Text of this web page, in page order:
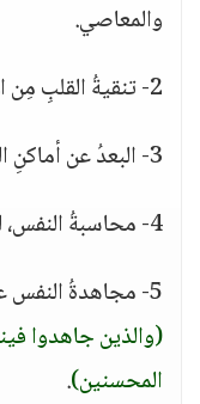
والمعاصي.
2- تنقيةُ القلبِ مِن الأمراض كالحسدِ والحقدِ والبغضاء.
3- البعدُ عن أماكنِ الفتن لكي تنجو من خطرها.
4- محاسبةُ النفس، لتكتشف عيوبها ثم تبدأ بإصلاحها.
5- مجاهدةُ النفس على الأعمال الصالحة، قال تعالى
(والذين جاهدوا
المحسنين).